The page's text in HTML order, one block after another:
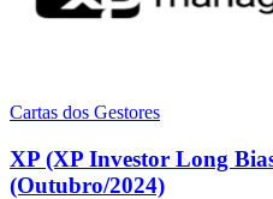
Cartas dos Gestores
XP (XP Investor Long
(Outubro/2024)